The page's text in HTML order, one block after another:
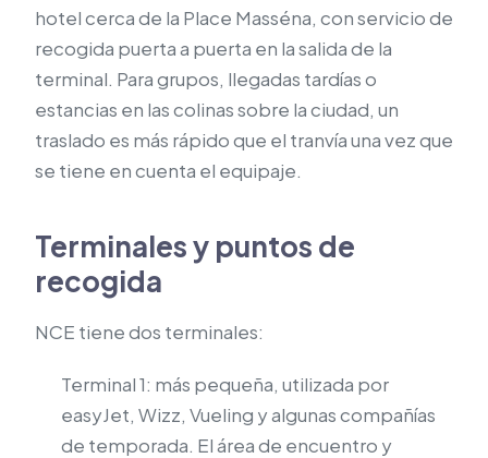
hotel cerca de la Place Masséna, con servicio de
recogida puerta a puerta en la salida de la
terminal. Para grupos, llegadas tardías o
estancias en las colinas sobre la ciudad, un
traslado es más rápido que el tranvía una vez que
se tiene en cuenta el equipaje.
Terminales y puntos de
recogida
NCE tiene dos terminales:
Terminal 1: más pequeña, utilizada por
easyJet, Wizz, Vueling y algunas compañías
de temporada. El área de encuentro y